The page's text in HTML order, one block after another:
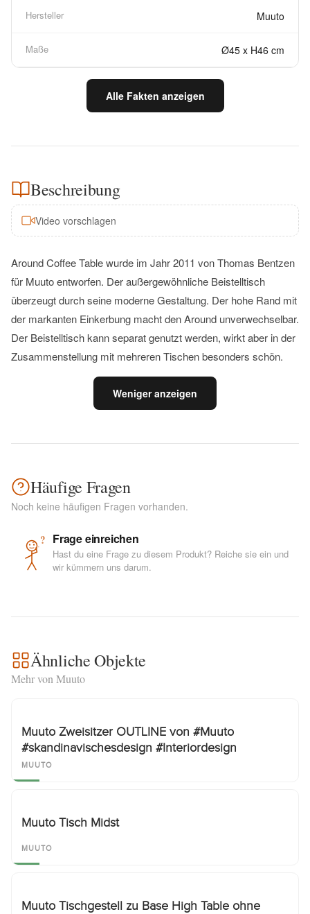
Hersteller Muuto
Maße Ø45 x H46 cm
Alle Fakten anzeigen
Beschreibung
Video vorschlagen
Around Coffee Table wurde im Jahr 2011 von Thomas Bentzen
für Muuto entworfen. Der außergewöhnliche Beistelltisch
überzeugt durch seine moderne Gestaltung. Der hohe Rand mit
der markanten Einkerbung macht den Around unverwechselbar.
Der Beistelltisch kann separat genutzt werden, wirkt aber in der
Zusammenstellung mit mehreren Tischen besonders schön.
Weniger anzeigen
Häufige Fragen
Noch keine häufigen Fragen vorhanden.
? Frage einreichen
Hast du eine Frage zu diesem Produkt? Reiche sie ein und
wir kümmern uns darum.
Ähnliche Objekte
Mehr von Muuto
Muuto Zweisitzer OUTLINE von #Muuto
#skandinavischesdesign #Interiordesign
MUUTO
Muuto Tisch Midst
MUUTO
Muuto Tischgestell zu Base High Table ohne